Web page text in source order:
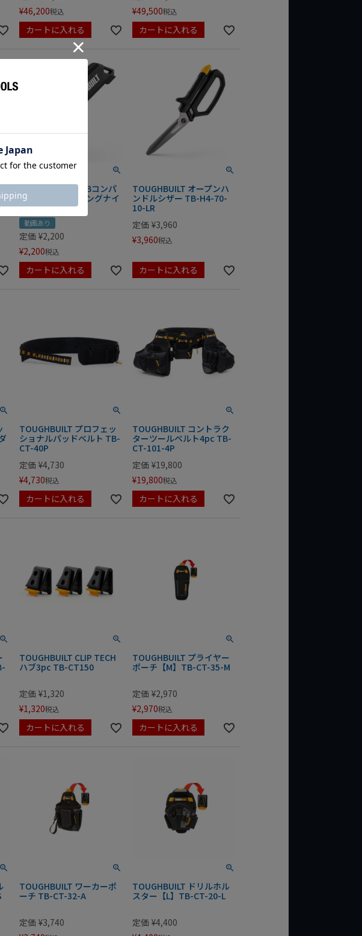
¥46,200税込
カートに入れる
¥49,500税込
カートに入れる
TOUGHBUILT SUBコンパ
クトフォールディングナイ
フ TB-H4-12-C
動画あり
定価 ¥2,200
¥2,200税込
カートに入れる
TOUGHBUILT オープンハ
ンドルシザー TB-H4-70-
10-LR
定価 ¥3,960
¥3,960税込
カートに入れる
TOUGHBUILT プロフェッ
ショナルパッドベルト TB-
CT-40P
定価 ¥4,730
¥4,730税込
カートに入れる
TOUGHBUILT コントラク
ターツールベルト4pc TB-
CT-101-4P
定価 ¥19,800
¥19,800税込
カートに入れる
TOUGHBUILT CLIP TECH
ハブ3pc TB-CT150
定価 ¥1,320
¥1,320税込
カートに入れる
TOUGHBUILT プライヤー
ポーチ【M】TB-CT-35-M
定価 ¥2,970
¥2,970税込
カートに入れる
TOUGHBUILT ワーカーポ
ーチ TB-CT-32-A
定価 ¥3,740
TOUGHBUILT ドリルホル
スター【L】TB-CT-20-L
定価 ¥4,400